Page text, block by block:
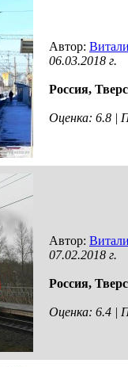
Автор:
06.03.2018 г.
Россия,
Оценка: 6.8 |
Автор:
07.02.2018 г.
Россия,
Оценка: 6.4 |